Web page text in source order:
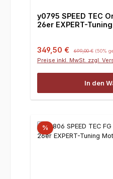
y0795 SPEED TEC
26er EXPERT-
Verkaufspreis:
349,50 € Regulärer Preis:
699,00 € (50%
Preise inkl. MwSt. zzgl.
In den
%